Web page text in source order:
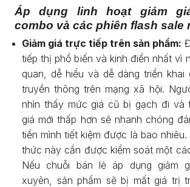
Áp dụng linh hoạt giảm
combo và các phiên flash sale
Giảm giá trực tiếp trên sản phẩm:
tiếp thị phổ biến và kinh điển nhất vì
quan, dễ hiểu và dễ dàng triển khai
truyền thông trên mạng xã hội.
nhìn thấy mức giá cũ bị gạch đi và
giá mới thấp hơn sẽ nhanh chóng
tiền mình tiết kiệm được là bao nhiêu.
thức này cần được kiểm soát một
Nếu chuỗi bán lẻ áp dụng giảm
xuyên, sản phẩm sẽ bị mất giá trị